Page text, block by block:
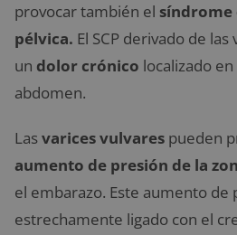
provocar también el síndrome
pélvica. El SCP derivado de
un dolor crónico localizado
abdomen.
Lasvarices vulvares pueden
aumento de presión de la
el embarazo. Este aumento de
estrechamente ligado con el